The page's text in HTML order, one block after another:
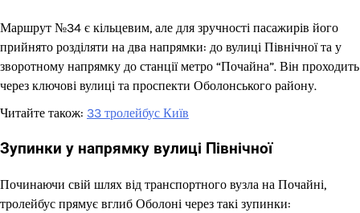
Маршрут №34 є кільцевим, але для зручності пасажирів його
прийнято розділяти на два напрямки: до вулиці Північної та у
зворотному напрямку до станції метро “Почайна”. Він проходить
через ключові вулиці та проспекти Оболонського району.
Читайте також: 33 тролейбус Київ
Зупинки у напрямку вулиці Північної
Починаючи свій шлях від транспортного вузла на Почайні,
тролейбус прямує вглиб Оболоні через такі зупинки: